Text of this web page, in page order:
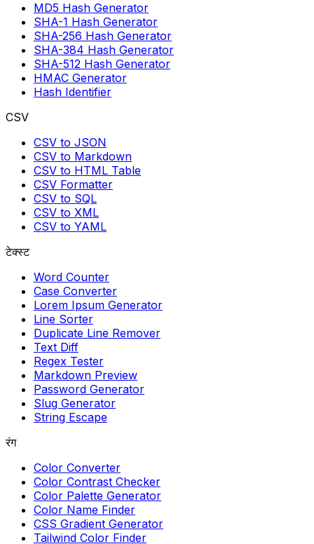
MD5 Hash Generator
SHA-1 Hash Generator
SHA-256 Hash Generator
SHA-384 Hash Generator
SHA-512 Hash Generator
HMAC Generator
Hash Identifier
CSV
CSV to JSON
CSV to Markdown
CSV to HTML Table
CSV Formatter
CSV to SQL
CSV to XML
CSV to YAML
टेक्स्ट
Word Counter
Case Converter
Lorem Ipsum Generator
Line Sorter
Duplicate Line Remover
Text Diff
Regex Tester
Markdown Preview
Password Generator
Slug Generator
String Escape
रंग
Color Converter
Color Contrast Checker
Color Palette Generator
Color Name Finder
CSS Gradient Generator
Tailwind Color Finder